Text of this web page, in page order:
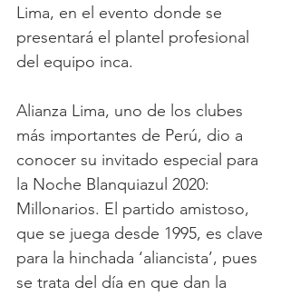
Lima, en el evento donde se
presentará el plantel profesional
del equipo inca.
Alianza Lima, uno de los clubes
más importantes de Perú, dio a
conocer su invitado especial para
la Noche Blanquiazul 2020:
Millonarios. El partido amistoso,
que se juega desde 1995, es clave
para la hinchada ‘aliancista’, pues
se trata del día en que dan la